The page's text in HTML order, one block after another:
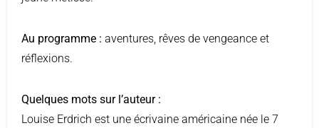
Au programme : aventures, rêves de vengeance et
réflexions.
Quelques mots sur l’auteur :
Louise Erdrich est une écrivaine américaine née le 7